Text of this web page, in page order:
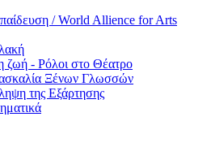
/ World Allience for Arts
ζωή - Ρόλοι στο Θέατρο
Ξένων Γλωσσών
της Εξάρτησης